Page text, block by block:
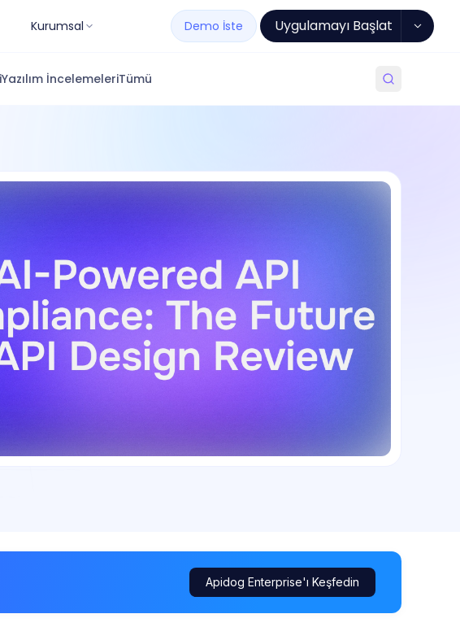
Kurumsal Demo İste Uygulamayı Başlat
Yazılım İncelemeleriTümü
Apidog Enterprise'ı Keşfedin